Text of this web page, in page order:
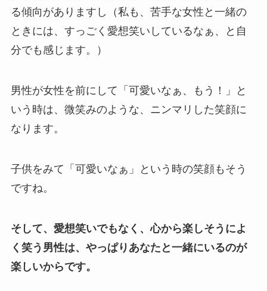
る傾向がありますし（私も、苦手な女性と一緒の
ときには、すっごく愛想笑いしているなぁ、と自
分でも感じます。）
男性が女性を前にして「可愛いなぁ、もう！」と
いう時は、微笑みのような、ニンマリした笑顔に
なります。
子供をみて「可愛いなぁ」という時の笑顔もそう
ですね。
そして、愛想笑いでもなく、心から楽しそうによ
く笑う男性は、やっぱりあなたと一緒にいるのが
楽しいからです。